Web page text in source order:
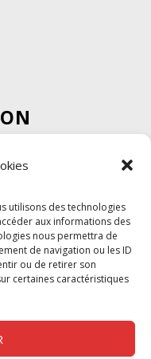
utilisons des technologies
aux informations des
nous permettra de
de navigation ou les ID
ou de retirer son
certaines caractéristiques